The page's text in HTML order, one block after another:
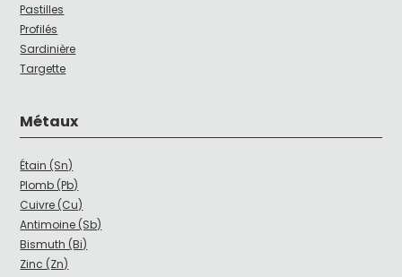
Pastilles
Profilés
Sardinière
Targette
Métaux
Étain (Sn)
Plomb (Pb)
Cuivre (Cu)
Antimoine (Sb)
Bismuth (Bi)
Zinc (Zn)